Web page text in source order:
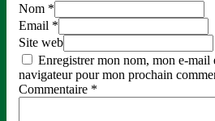
Nom *
Email *
Site web
Enregistrer mon nom, mon e-mail
navigateur pour mon prochain
Commentaire *